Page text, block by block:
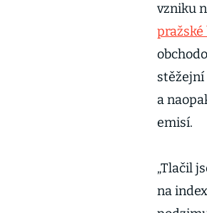
vzniku
a
emisí.
„Tlačil
na